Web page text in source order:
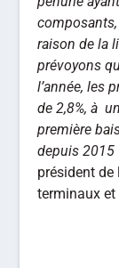
raison de la
prévoyons
l’année, les
de 2,8%, à
première
depuis 2015
président de
terminaux